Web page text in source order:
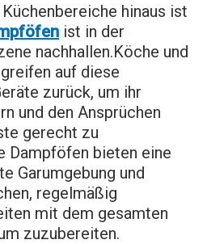
hinaus ist
ist in der
nachhallen.Köche und
auf diese
zurück, um ihr
und den Ansprüchen
gerecht zu
Dampföfen bieten eine
Garumgebung und
regelmäßig
mit dem gesamten
zuzubereiten.